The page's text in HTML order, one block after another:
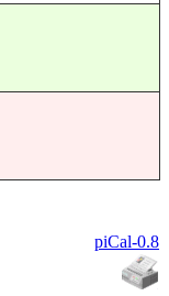
piCal-0.8